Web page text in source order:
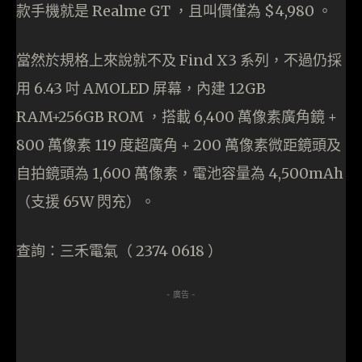
款手機就是 Realme GT ，且叫價僅為 $4,980 。
當然於規格上來說就不及 Find X3 系列，不過仍採
用 6.43 吋 AMOLED 屏幕，內建 12GB
RAM+256GB ROM ，搭載 6,400 萬像素廣角鏡 +
800 萬像素 119 度超廣角 + 200 萬像素微距鏡頭及
自拍鏡頭為 1,600 萬像素，電池容量為 4,500mAh
（支援 65W 閃充）。
查詢：三禾電氣（ 2374 0618 ）
- 廣告 -